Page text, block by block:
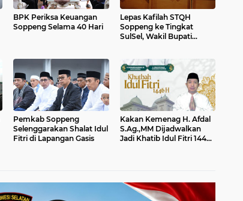
BPK Periksa Keuangan
Soppeng Selama 40 Hari
Lepas Kafilah STQH
Soppeng ke Tingkat
SulSel, Wakil Bupati
Baik Daerah
Pemkab Soppeng
Selenggarakan Shalat Idul
Fitri di Lapangan Gasis
Kakan Kemenag H. Afdal
S.Ag.,MM Dijadwalkan
Jadi Khatib Idul Fitri 1446